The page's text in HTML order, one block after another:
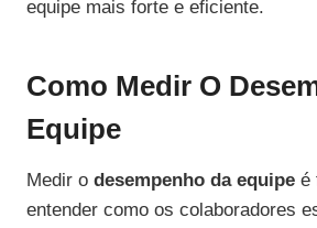
equipe mais forte e eficiente.
Como Medir O
Equipe
Medir o desempenho da equipe é
entender como os colaboradores